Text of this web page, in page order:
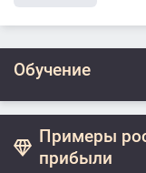
Обучение
Примеры
прибыли